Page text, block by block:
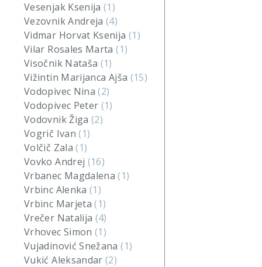
Vesenjak Ksenija(1)
Vezovnik Andreja(4)
Vidmar Horvat Ksenija (1)
Vilar Rosales Marta(1)
Visočnik Nataša (1)
Vižintin Marijanca Ajša (15)
Vodopivec Nina(2)
Vodopivec Peter (1)
Vodovnik Žiga(2)
Vogrič Ivan(1)
Volčič Zala(1)
Vovko Andrej (16)
Vrbanec Magdalena(1)
Vrbinc Alenka(1)
Vrbinc Marjeta(1)
Vrečer Natalija (4)
Vrhovec Simon(1)
Vujadinović Snežana(1)
Vukić Aleksandar(2)